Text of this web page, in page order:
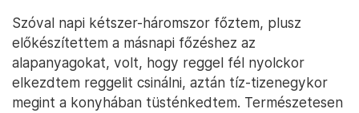
Szóval napi kétszer-háromszor főztem, plusz
előkészítettem a másnapi főzéshez az
alapanyagokat, volt, hogy reggel fél nyolckor
elkezdtem reggelit csinálni, aztán tíz-tizenegykor
megint a konyhában tüsténkedtem. Természetesen